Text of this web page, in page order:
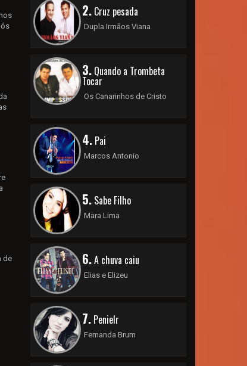
de
2.Cruz pesada
Dupla Irmãos Viana
3.Quando a Trombeta
Tocar
Os Canarinhos de Cristo
4.Pai
Marcos Antonio
5.Sabe Filho
Mara Lima
6.A chuva caiu
Elias e Elizeu
7.Penielr
Fernanda Brum